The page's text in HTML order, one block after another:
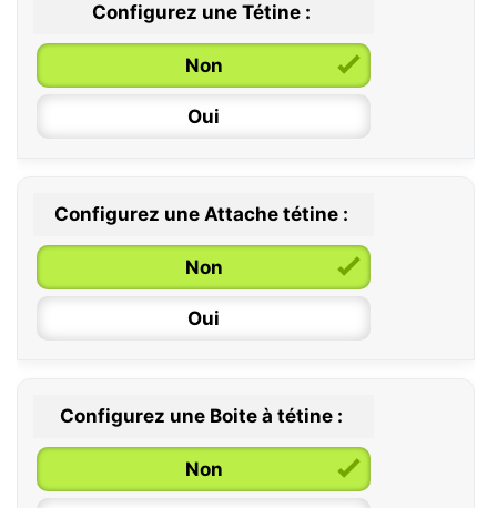
Configurez une Tétine :
Non
Oui
0 / 6 mois
6 / 36 mois
Configurez une Attache tétine :
Non
Oui
Configurez une Boite à tétine :
Non